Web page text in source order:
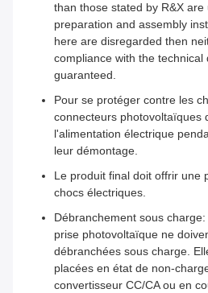
than those stated by R&X are
preparation and assembly
here are disregarded then
compliance with the technical
guaranteed.
Pour se protéger contre les
connecteurs photovoltaïques
l'alimentation électrique
leur démontage.
Le produit final doit offrir une
chocs électriques.
Débranchement sous
prise photovoltaïque ne
débranchées sous charge.
placées en état de non-
convertisseur CC/CA ou en